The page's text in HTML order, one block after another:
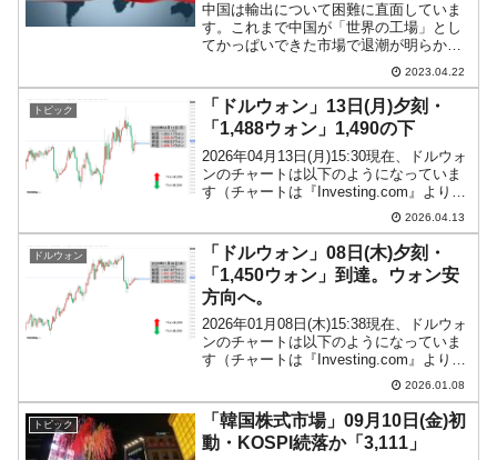
中国は輸出について困難に直面していま
す。これまで中国が「世界の工場」とし
てかっぱいできた市場で退潮が明らかだ
からです。2023年04月13日に中国の海関
総署（税関です）が公開したデータを見
てみると以下のようになっています。
↑Googleの自...
2023.04.22
トピック
「ドルウォン」13日(月)夕刻・
「1,488ウォン」1,490の下
2026年04月13日(月)15:30現在、ドルウォ
ンのチャートは以下のようになっていま
す（チャートは『Investing.com』より引
用）。ローソク足の上が削られました
が、現在のところ「1ドル＝1,488ウォ
ン」近辺の攻防となっています...
2026.04.13
ドルウォン
「ドルウォン」08日(木)夕刻・
「1,450ウォン」到達。ウォン安
方向へ。
2026年01月08日(木)15:38現在、ドルウォ
ンのチャートは以下のようになっていま
す（チャートは『Investing.com』より引
用）。まあ無理から抑え込んでも、ファ
ンダメンタルズには逆らえない――とい
うことです。陽線が伸びました。...
2026.01.08
トピック
「韓国株式市場」09月10日(金)初
動・KOSPI続落か「3,111」